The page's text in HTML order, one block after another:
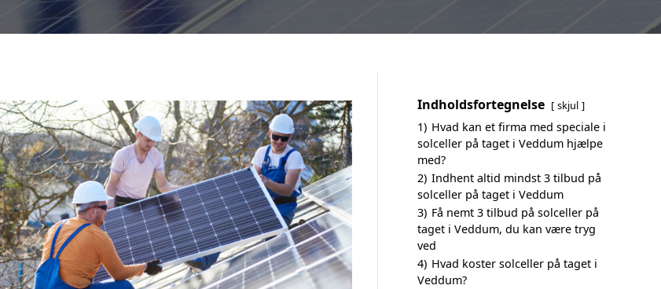
Indholdsfortegnelse skjul
1) Hvad kan et firma med speciale i
solceller på taget i Veddum hjælpe
med?
2) Indhent altid mindst 3 tilbud på
solceller på taget i Veddum
3) Få nemt 3 tilbud på solceller på
taget i Veddum, du kan være tryg
ved
4) Hvad koster solceller på taget i
Veddum?